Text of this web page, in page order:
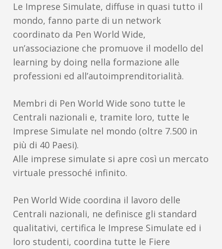
Le Imprese Simulate, diffuse in quasi tutto il
mondo, fanno parte di un network
coordinato da Pen World Wide,
un’associazione che promuove il modello del
learning by doing nella formazione alle
professioni ed all’autoimprenditorialità.
Membri di Pen World Wide sono tutte le
Centrali nazionali e, tramite loro, tutte le
Imprese Simulate nel mondo (oltre 7.500 in
più di 40 Paesi).
Alle imprese simulate si apre così un mercato
virtuale pressoché infinito.
Pen World Wide coordina il lavoro delle
Centrali nazionali, ne definisce gli standard
qualitativi, certifica le Imprese Simulate ed i
loro studenti, coordina tutte le Fiere